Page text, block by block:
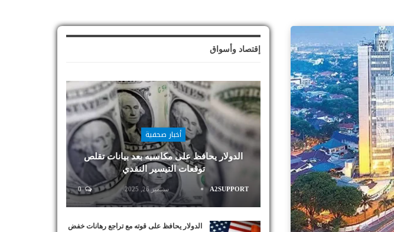
إقتصاد وأسواق
أخبار صحفية
الدولار يحافظ على مكاسبه بعد بيانات تقلص
توقعات التيسير النقدي
A2SUPPORT سبتمبر 26, 2025 0
الدولار يحافظ على قوته مع تراجع رهانات خفض